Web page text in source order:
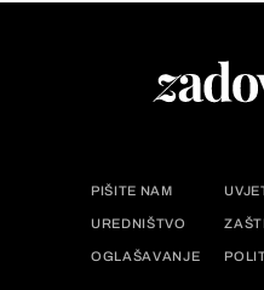
PIŠITE NAM
UREDNIŠTVO
OGLAŠAVANJE